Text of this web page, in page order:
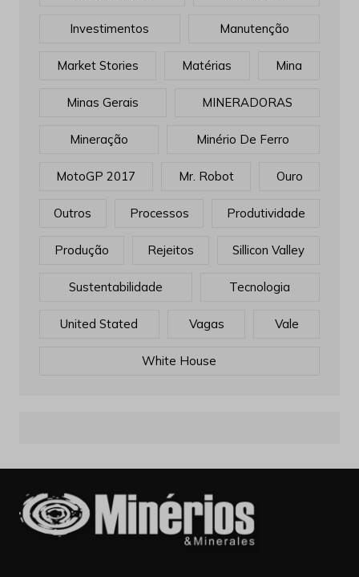
Investimentos Manutenção
Market Stories Matérias Mina
Minas Gerais MINERADORAS
Mineração Minério De Ferro
MotoGP 2017 Mr. Robot Ouro
Outros Processos Produtividade
Produção Rejeitos Sillicon Valley
Sustentabilidade Tecnologia
United Stated Vagas Vale
White House